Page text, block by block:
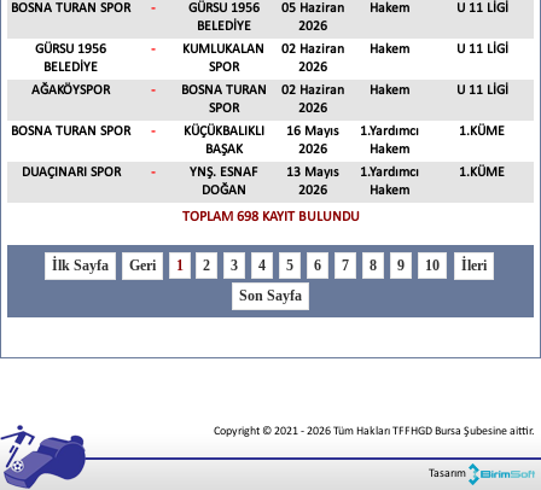
BOSNA TURAN SPOR -
GÜRSU 1956
BELEDİYE
05 Haziran
2026
Hakem U 11 LİGİ
GÜRSU 1956
BELEDİYE
-
KUMLUKALAN
SPOR
02 Haziran
2026
Hakem U 11 LİGİ
AĞAKÖYSPOR -
BOSNA TURAN
SPOR
02 Haziran
2026
Hakem U 11 LİGİ
BOSNA TURAN SPOR -
KÜÇÜKBALIKLI
BAŞAK
16 Mayıs
2026
1.Yardımcı
Hakem
1.KÜME
DUAÇINARI SPOR -
YNŞ. ESNAF
DOĞAN
13 Mayıs
2026
1.Yardımcı
Hakem
1.KÜME
TOPLAM 698 KAYIT BULUNDU
1 2 3 4 5 6 7 8 9 10
Copyright © 2021-2026Tüm Hakları TFFHGD Bursa Şubesine aittir.
Tasarım